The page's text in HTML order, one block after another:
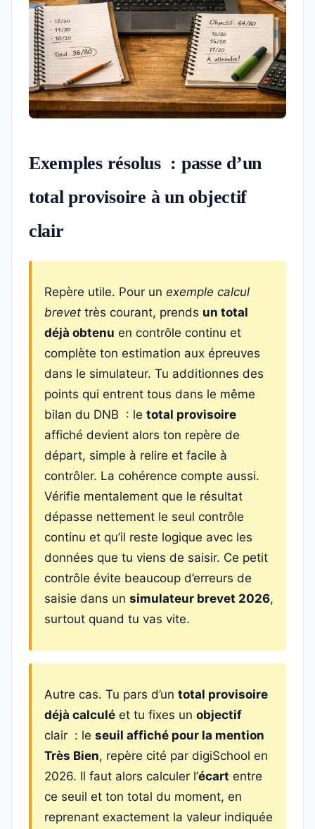
Exemples résolus : passe d’un
total provisoire à un objectif
clair
Repère utile. Pour un exemple calcul
brevet très courant, prends un total
déjà obtenu en contrôle continu et
complète ton estimation aux épreuves
dans le simulateur. Tu additionnes des
points qui entrent tous dans le même
bilan du DNB : le total provisoire
affiché devient alors ton repère de
départ, simple à relire et facile à
contrôler. La cohérence compte aussi.
Vérifie mentalement que le résultat
dépasse nettement le seul contrôle
continu et qu’il reste logique avec les
données que tu viens de saisir. Ce petit
contrôle évite beaucoup d’erreurs de
saisie dans un simulateur brevet 2026,
surtout quand tu vas vite.
Autre cas. Tu pars d’un total provisoire
déjà calculé et tu fixes un objectif
clair : le seuil affiché pour la mention
Très Bien, repère cité par digiSchool en
2026. Il faut alors calculer l’écart entre
ce seuil et ton total du moment, en
reprenant exactement la valeur indiquée